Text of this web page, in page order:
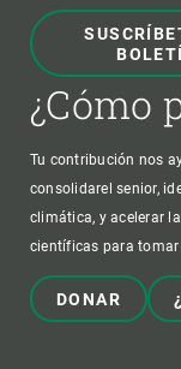
¿Cómo
Tu contribución nos
consolidarel senior,
climática, y acelerar
científicas para
DONAR